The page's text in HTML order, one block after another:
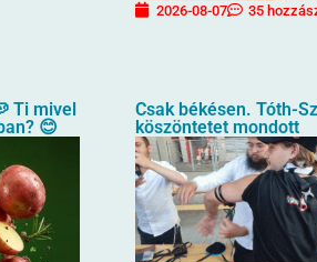
2026-08-07 35
Ti mivel
😊
Csak békésen. Tóth-
köszöntetet mondott